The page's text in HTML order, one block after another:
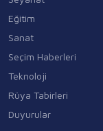
Eğitim
Sanat
Seçim Haberleri
Teknoloji
Rüya Tabirleri
Duyurular